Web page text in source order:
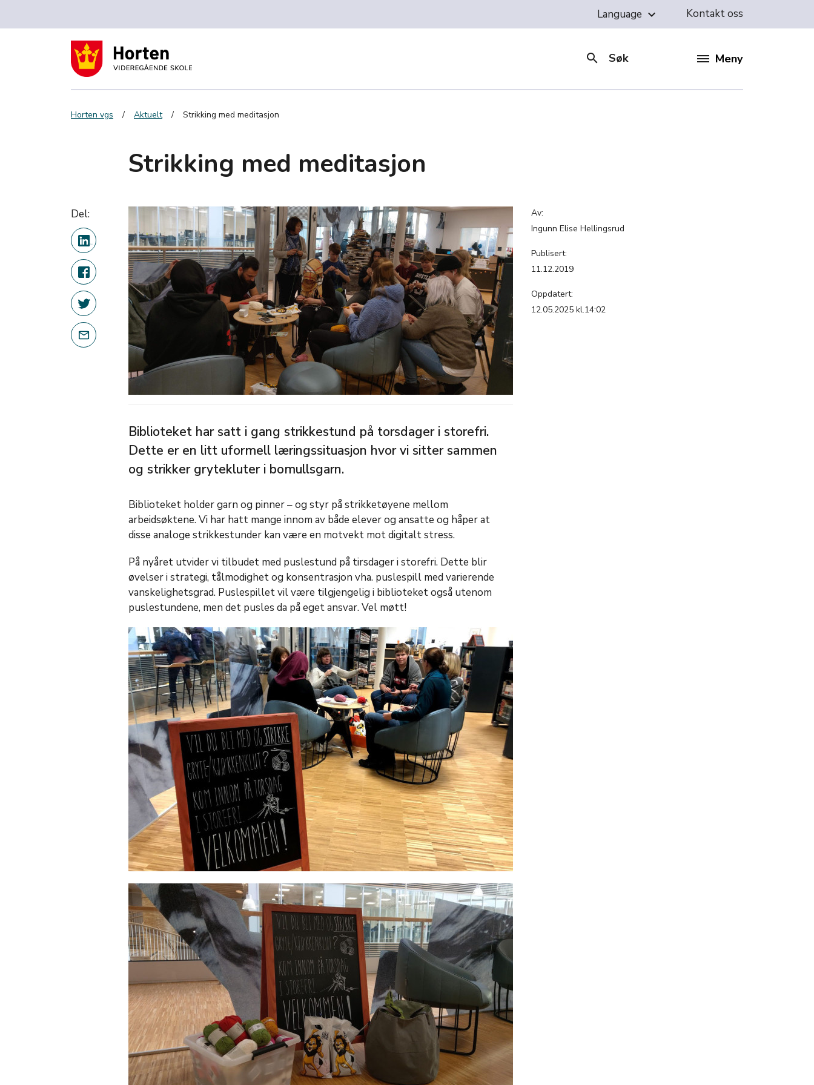
Language keyboard_arrow_down Kontakt oss
search Søk Meny
Horten vgs Aktuelt Strikking med meditasjon
Strikking med meditasjon
Del:
Av:
Ingunn Elise Hellingsrud
Publisert:
11.12.2019
Oppdatert:
12.05.2025 kl.14:02
Biblioteket har satt i gang strikkestund på torsdager i storefri.
Dette er en litt uformell læringssituasjon hvor vi sitter sammen
og strikker grytekluter i bomullsgarn.
Biblioteket holder garn og pinner – og styr på strikketøyene mellom
arbeidsøktene. Vi har hatt mange innom av både elever og ansatte og håper at
disse analoge strikkestunder kan være en motvekt mot digitalt stress.
På nyåret utvider vi tilbudet med puslestund på tirsdager i storefri. Dette blir
øvelser i strategi, tålmodighet og konsentrasjon vha. puslespill med varierende
vanskelighetsgrad. Puslespillet vil være tilgjengelig i biblioteket også utenom
puslestundene, men det pusles da på eget ansvar. Vel møtt!